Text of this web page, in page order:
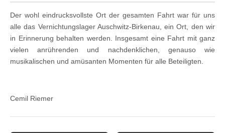
Der wohl eindrucksvollste Ort der gesamten Fahrt war für uns
alle das Vernichtungslager Auschwitz-Birkenau, ein Ort, den wir
in Erinnerung behalten werden. Insgesamt eine Fahrt mit ganz
vielen anrührenden und nachdenklichen, genauso wie
musikalischen und amüsanten Momenten für alle Beteiligten.
Cemil Riemer